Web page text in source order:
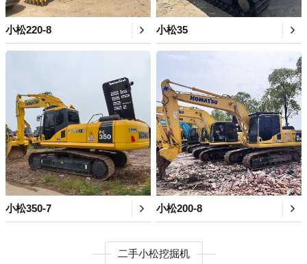
小松220-8 小松35
小松350-7 小松200-8
二手小松挖掘机